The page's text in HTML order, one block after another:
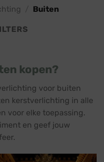
Buiten
kopen?
voor buiten
kerstverlichting in alle
voor elke toepassing.
en geef jouw